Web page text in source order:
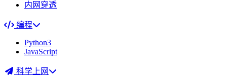
内网穿透
编程
Python3
JavaScript
科学上网